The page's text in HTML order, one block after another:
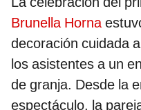
Brunella Horna
decoración cuidada
los asistentes a un
de granja. Desde la
espectáculo, la